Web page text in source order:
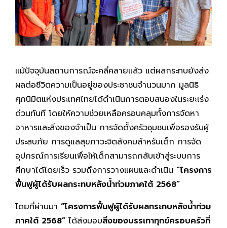
แม้ปัจจุบันสถานการณ์จะคลี่คลายแล้ว แต่ผลกระทบยังส่ง
ผลต่อชีวิตความเป็นอยู่ของประชาชนจำนวนมาก มูลนิธิ
ศุภนิมิตแห่งประเทศไทยได้ดำเนินการตอบสนองในระยะเร่ง
ด่วนทันที โดยให้ความช่วยเหลือครอบคลุมทั้งการจัดหา
อาหารและสิ่งของจำเป็น การจัดตั้งครัวชุมชนเพื่อรองรับผู้
ประสบภัย การดูแลสุขภาวะจิตสังคมสำหรับเด็ก การจัด
อุปกรณ์การเรียนเพื่อให้เด็กสามารถกลับเข้าสู่ระบบการ
ศึกษาได้โดยเร็ว รวมถึงการวางแผนและดำเนิน “โครงการ
ฟื้นฟูผู้ได้รับผลกระทบหลังน้ำท่วมภาคใต้ 2568”
โดยที่ผ่านมา “โครงการฟื้นฟูผู้ได้รับผลกระทบหลังน้ำท่วม
ภาคใต้ 2568” ได้ส่งมอบสิ่งของบรรเทาทุกข์ครอบครัวที่